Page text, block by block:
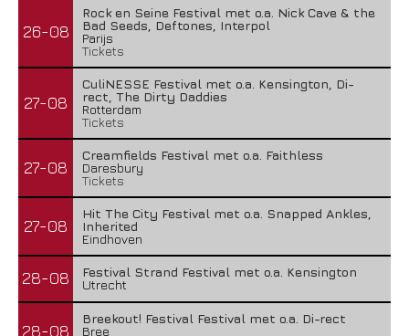
26-08
Rock en Seine Festival met o.a. Nick Cave & the
Bad Seeds, Deftones, Interpol
Parijs
Tickets
27-08
CuliNESSE Festival met o.a. Kensington, Di-
rect, The Dirty Daddies
Rotterdam
Tickets
27-08
Creamfields Festival met o.a. Faithless
Daresbury
Tickets
27-08
Hit The City Festival met o.a. Snapped Ankles,
Inherited
Eindhoven
28-08
Festival Strand Festival met o.a. Kensington
Utrecht
28-08
Breekout! Festival Festival met o.a. Di-rect
Bree